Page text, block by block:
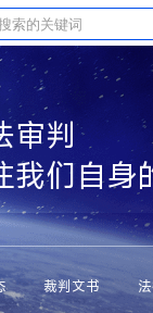
审判
我们自身
裁判文书